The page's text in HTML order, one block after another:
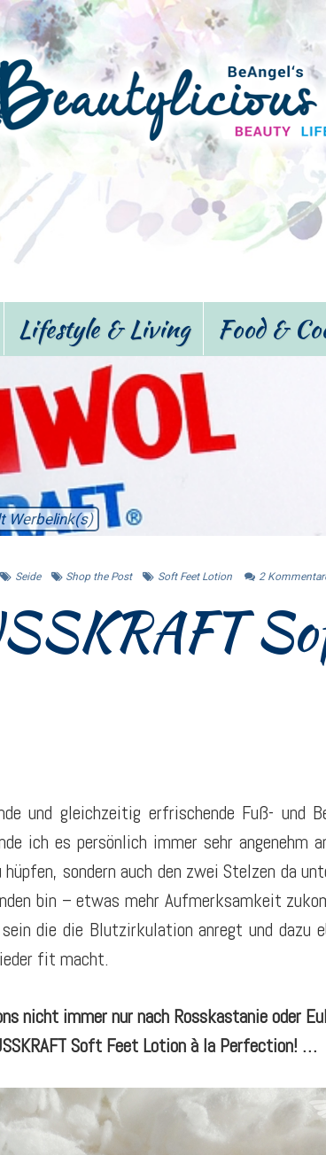
Lifestyle & Living Food &
Werbelink(s)
Seide Shop the Post Soft Feet Lotion 2
und gleichzeitig erfrischende Fuß- und
ich es persönlich immer sehr angenehm
sondern auch den zwei Stelzen da
bin – etwas mehr Aufmerksamkeit
die die Blutzirkulation anregt und dazu
fit macht.
nicht immer nur nach Rosskastanie oder
Soft Feet Lotion à la Perfection! …